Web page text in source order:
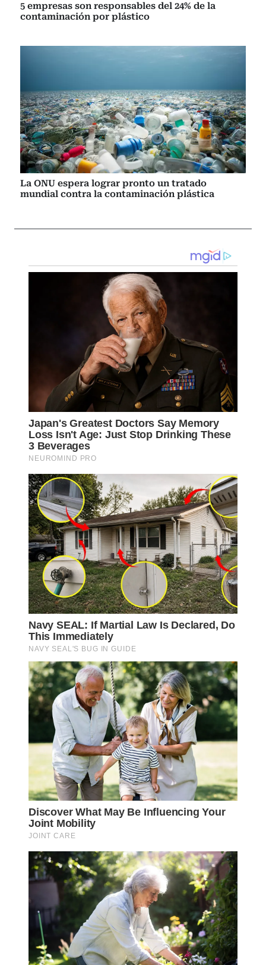
5 empresas son responsables del 24% de la
contaminación por plástico
La ONU espera lograr pronto un tratado
mundial contra la contaminación plástica